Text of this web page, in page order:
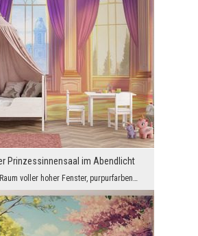
Prinzessinnensaal im Abendlicht
Ein magischer Raum voller hoher Fenster, purpurfarbener Vorhänge und warmem Licht der untergehend...